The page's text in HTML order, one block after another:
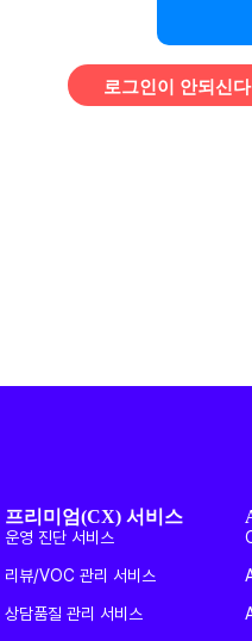
로그인이 안되신
프리미엄(CX) 서비스
운영 진단 서비스
리뷰/VOC 관리 서비스
상담품질 관리 서비스